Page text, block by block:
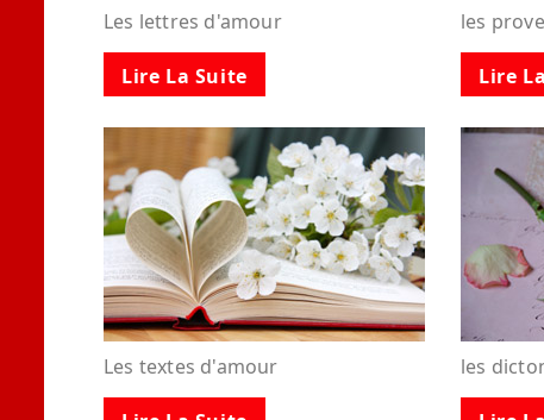
Les lettres d'amour
Lire La Suite
les
Lire
Les textes d'amour les